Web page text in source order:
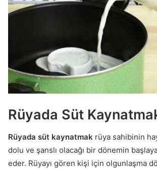
Rüyada Süt
Rüyada süt kaynatmak rüya sahibinin
dolu ve şanslı olacağı bir dönemin
eder. Rüyayı gören kişi için olgunlaşma